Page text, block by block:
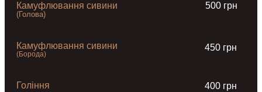
Камуфлювання сивини
(Голова)
500 грн
Камуфлювання сивини
(Борода)
450 грн
Гоління 400 грн